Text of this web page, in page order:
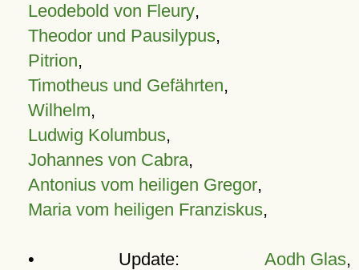
Leodebold von Fleury,
Theodor und Pausilypus,
Pitrion,
Timotheus und Gefährten,
Wilhelm,
Ludwig Kolumbus,
Johannes von Cabra,
Antonius vom heiligen Gregor,
Maria vom heiligen Franziskus,
• Update: Aodh Glas,